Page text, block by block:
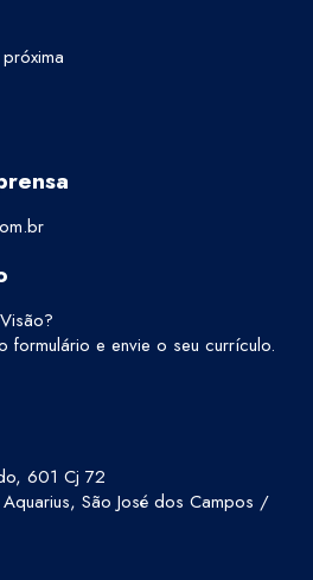
formulário e envie o seu currículo.
601 Cj 72
São José dos Campos /